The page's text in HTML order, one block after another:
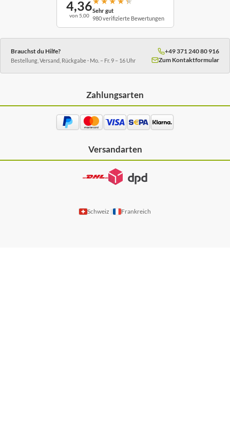
4,36
von 5,00
Sehr gut
980 verifizierte Bewertungen
Brauchst du Hilfe?
Bestellung, Versand, Rückgabe · Mo. – Fr. 9 – 16 Uhr
+49 371 240 80 916
Zum Kontaktformular
Zahlungsarten
Versandarten
Schweiz Frankreich